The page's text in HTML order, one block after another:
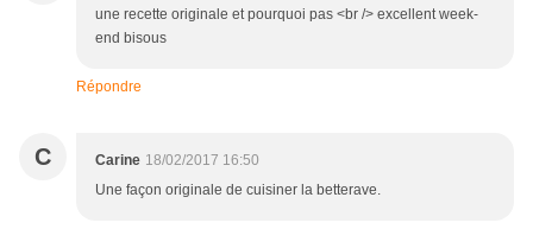
une recette originale et pourquoi pas <br /> excellent week-
end bisous
Répondre
C Carine 18/02/2017 16:50
Une façon originale de cuisiner la betterave.